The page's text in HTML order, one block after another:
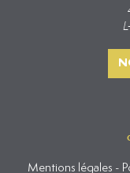
Mentions légales -